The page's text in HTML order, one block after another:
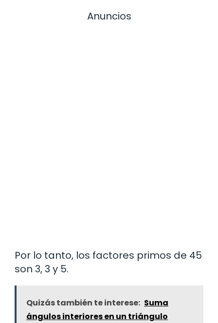
Anuncios
Por lo tanto, los factores primos de 45
son 3, 3 y 5.
Quizás también te interese: Suma
ángulos interiores en un triángulo